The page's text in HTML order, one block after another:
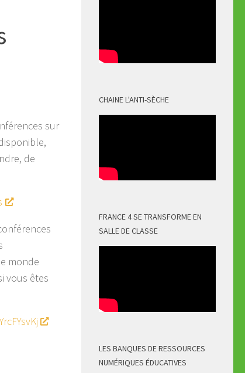
sur
de
monde
vous êtes
CHAINE L'ANTI-SÈCHE
FRANCE 4 SE TRANSFORME EN
SALLE DE CLASSE
LES BANQUES DE RESSOURCES
NUMÉRIQUES ÉDUCATIVES